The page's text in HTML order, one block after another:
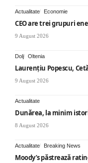
Actualitate Economie
CEO are trei grupuri
9 August 2026
Dolj Oltenia
Laurențiu Popescu,
9 August 2026
Actualitate
Dunărea, la minim
8 August 2026
Actualitate Breaking News
Moody’s păstrează